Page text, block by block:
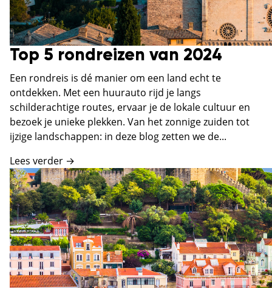
Top 5 rondreizen van 2024
Een rondreis is dé manier om een land echt te
ontdekken. Met een huurauto rijd je langs
schilderachtige routes, ervaar je de lokale cultuur en
bezoek je unieke plekken. Van het zonnige zuiden tot
ijzige landschappen: in deze blog zetten we de...
Lees verder →